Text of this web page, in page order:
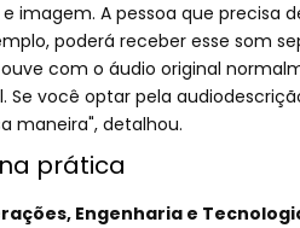
imagem. A pessoa que precisa
poderá receber esse som
com o áudio original
Se você optar pela
maneira", detalhou.
prática
Engenharia e